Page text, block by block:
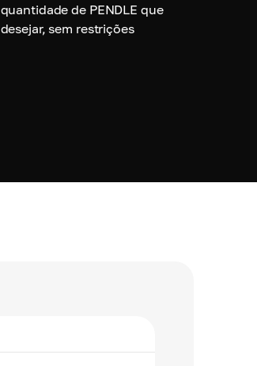
quantidade de PENDLE que
desejar, sem restrições